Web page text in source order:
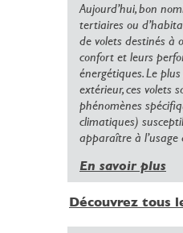
Aujourd’hui, bon
tertiaires ou
de volets destinés à
confort et leurs
énergétiques. Le
extérieur, ces volets
phénomènes
climatiques)
apparaître à l’usage
En savoir plus
Découvrez tous